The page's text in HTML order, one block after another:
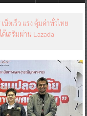
น็ตเร็ว แรง คุ้มค่าทั่วไทย
เสริมผ่าน Lazada